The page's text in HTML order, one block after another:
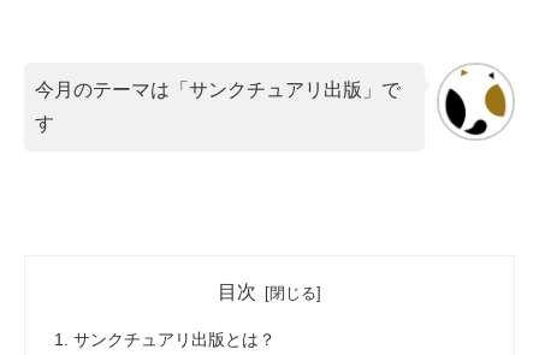
今月のテーマは「サンクチュアリ出版」で
す
目次
サンクチュアリ出版とは？